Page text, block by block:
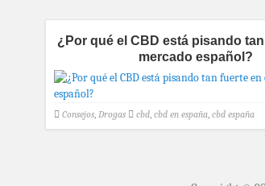
¿Por qué el CBD está pisando tan
mercado español?
Consejos, Drogas cbd, cbd en españa, cbd españa